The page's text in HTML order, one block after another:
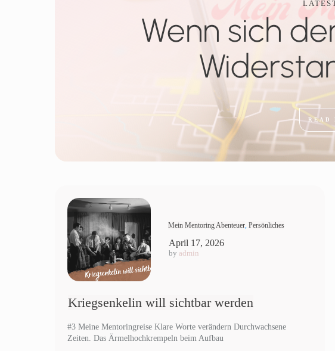
Wenn sich
READ
Mein Mentoring Abenteuer,Persönliches
April 17, 2026
byadmin
Kriegsenkelin will sichtbar werden
#3 Meine Mentoringreise Klare Worte verändern Durchwachsene
Zeiten. Das Ärmelhochkrempeln beim Aufbau